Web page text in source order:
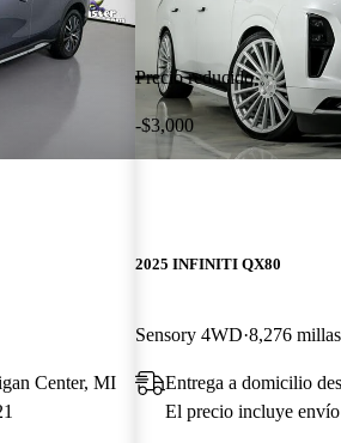
Center, MI
Precio reducido
-$3,000
2025 INFINITI QX80
Sensory 4WD 8,276 millas
Entrega a domicilio
El precio incluye